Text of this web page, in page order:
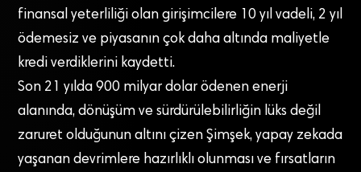
finansal yeterliliği olan girişimcilere 10 yıl vadeli, 2 yıl
ödemesiz ve piyasanın çok daha altında maliyetle
kredi verdiklerini kaydetti.
Son 21 yılda 900 milyar dolar ödenen enerji
alanında, dönüşüm ve sürdürülebilirliğin lüks değil
zaruret olduğunun altını çizen Şimşek, yapay zekada
yaşanan devrimlere hazırlıklı olunması ve fırsatların